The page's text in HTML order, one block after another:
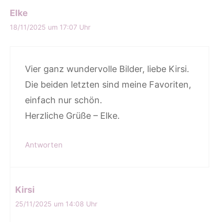
Elke
18/11/2025 um 17:07 Uhr
Vier ganz wundervolle Bilder, liebe Kirsi.
Die beiden letzten sind meine Favoriten,
einfach nur schön.
Herzliche Grüße – Elke.
Antworten
Kirsi
25/11/2025 um 14:08 Uhr